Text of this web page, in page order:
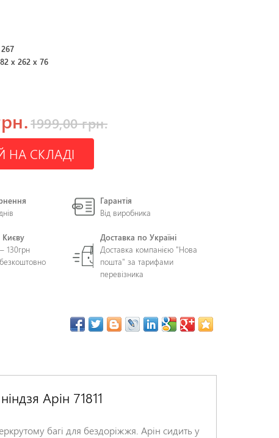
267
x 262 x 76
1999,00 грн.
НА СКЛАДІ
Гарантія
Від виробника
Києву
130грн
Доставка по Україні
Доставка компанією "Нова
пошта" за тарифами
перевізника
Арін 71811
багі для бездоріжжя. Арін сидить у